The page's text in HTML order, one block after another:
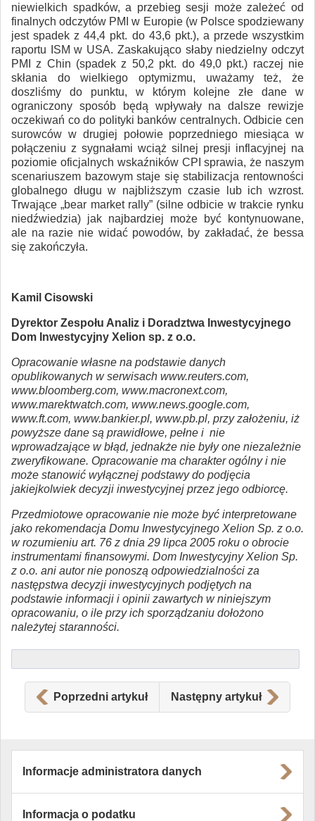
niewielkich spadków, a przebieg sesji może zależeć od
finalnych odczytów PMI w Europie (w Polsce spodziewany
jest spadek z 44,4 pkt. do 43,6 pkt.), a przede wszystkim
raportu ISM w USA. Zaskakująco słaby niedzielny odczyt
PMI z Chin (spadek z 50,2 pkt. do 49,0 pkt.) raczej nie
skłania do wielkiego optymizmu, uważamy też, że
doszliśmy do punktu, w którym kolejne złe dane w
ograniczony sposób będą wpływały na dalsze rewizje
oczekiwań co do polityki banków centralnych. Odbicie cen
surowców w drugiej połowie poprzedniego miesiąca w
połączeniu z sygnałami wciąż silnej presji inflacyjnej na
poziomie oficjalnych wskaźników CPI sprawia, że naszym
scenariuszem bazowym staje się stabilizacja rentowności
globalnego długu w najbliższym czasie lub ich wzrost.
Trwające „bear market rally” (silne odbicie w trakcie rynku
niedźwiedzia) jak najbardziej może być kontynuowane,
ale na razie nie widać powodów, by zakładać, że bessa
się zakończyła.
Kamil Cisowski
Dyrektor Zespołu Analiz i Doradztwa Inwestycyjnego
Dom Inwestycyjny Xelion sp. z o.o.
Opracowanie własne na podstawie danych
opublikowanych w serwisach www.reuters.com,
www.bloomberg.com, www.macronext.com,
www.marektwatch.com, www.news.google.com,
www.ft.com, www.bankier.pl, www.pb.pl, przy założeniu, iż
powyższe dane są prawidłowe, pełne i nie
wprowadzające w błąd, jednakże nie były one niezależnie
zweryfikowane. Opracowanie ma charakter ogólny i nie
może stanowić wyłącznej podstawy do podjęcia
jakiejkolwiek decyzji inwestycyjnej przez jego odbiorcę.
Przedmiotowe opracowanie nie może być interpretowane
jako rekomendacja Domu Inwestycyjnego Xelion Sp. z o.o.
w rozumieniu art. 76 z dnia 29 lipca 2005 roku o obrocie
instrumentami finansowymi. Dom Inwestycyjny Xelion Sp.
z o.o. ani autor nie ponoszą odpowiedzialności za
następstwa decyzji inwestycyjnych podjętych na
podstawie informacji i opinii zawartych w niniejszym
opracowaniu, o ile przy ich sporządzaniu dołożono
należytej staranności.
Poprzedni artykuł Następny artykuł
Informacje administratora danych
Informacja o podatku